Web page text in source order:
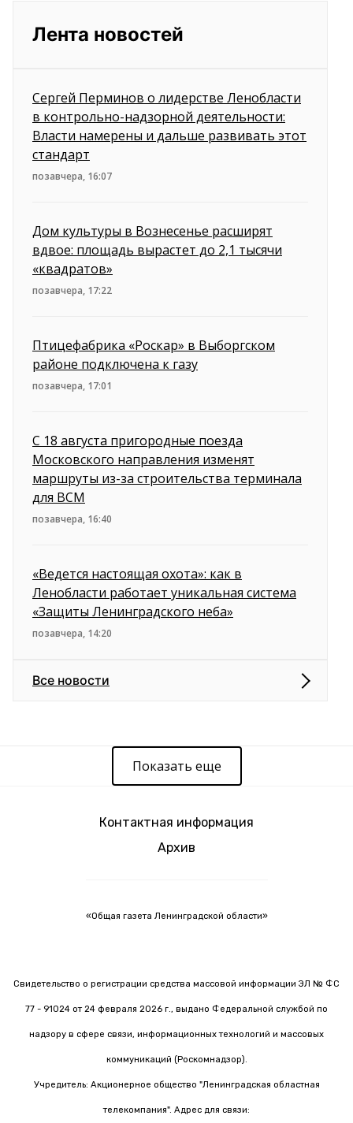
Лента новостей
Сергей Перминов о лидерстве Ленобласти
в контрольно-надзорной деятельности:
Власти намерены и дальше развивать этот
стандарт
позавчера, 16:07
Дом культуры в Вознесенье расширят
вдвое: площадь вырастет до 2,1 тысячи
«квадратов»
позавчера, 17:22
Птицефабрика «Роскар» в Выборгском
районе подключена к газу
позавчера, 17:01
С 18 августа пригородные поезда
Московского направления изменят
маршруты из-за строительства терминала
для ВСМ
позавчера, 16:40
«Ведется настоящая охота»: как в
Ленобласти работает уникальная система
«Защиты Ленинградского неба»
позавчера, 14:20
Все новости
Показать еще
Контактная информация
Архив
«Общая газета Ленинградской области»
Свидетельство о регистрации средства массовой информации ЭЛ № ФС
77 - 91024 от 24 февраля 2026 г., выдано Федеральной службой по
надзору в сфере связи, информационных технологий и массовых
коммуникаций (Роскомнадзор).
Учредитель: Акционерное общество "Ленинградская областная
телекомпания". Адрес для связи: